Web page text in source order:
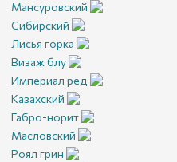
Мансуровский
Сибирский
Лисья горка
Визаж блу
Империал ред
Казахский
Габро-норит
Масловский
Роял грин